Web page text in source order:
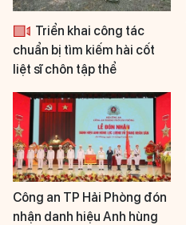
Triển khai công tác
chuẩn bị tìm kiếm hài cốt
liệt sĩ chôn tập thể
Công an TP Hải Phòng đón
nhận danh hiệu Anh hùng